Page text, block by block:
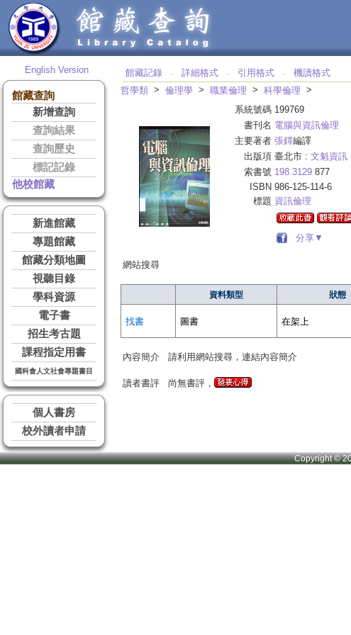
English Version
館藏查詢
新增查詢
查詢結果
查詢歷史
標記記錄
他校館藏
新進館藏
專題館藏
館藏分類地圖
視聽目錄
學科資源
電子書
招生考古題
課程指定用書
國科會人文社會專題書目
個人書房
校外讀者申請
館藏記錄 ‧ 詳細格式 ‧ 引用格式 ‧ 機讀格式
哲學類 > 倫理學 > 職業倫理 > 科學倫理 >
系統號碼 199769
書刊名 電腦與資訊倫理
主要著者 張鐸編譯
出版項 臺北市 : 文魁資訊
索書號 198.3129 877
ISBN 986-125-114-6
標題 資訊倫理
分享▼
網站搜尋
資料類型 狀態
找書 圖書 在架上
內容簡介 請利用網站搜尋，連結內容簡介
讀者書評 尚無書評，
Copyright ©